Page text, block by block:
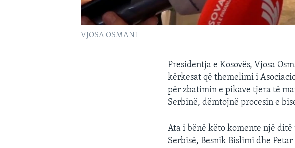
VJOSA OSMANI
Presidentja e Kosovës, Vjosa
kërkesat që themelimi i
për zbatimin e pikave tjera të
Serbinë, dëmtojnë procesin e
Ata i bënë këto komente një
Serbisë, Besnik Bislimi dhe